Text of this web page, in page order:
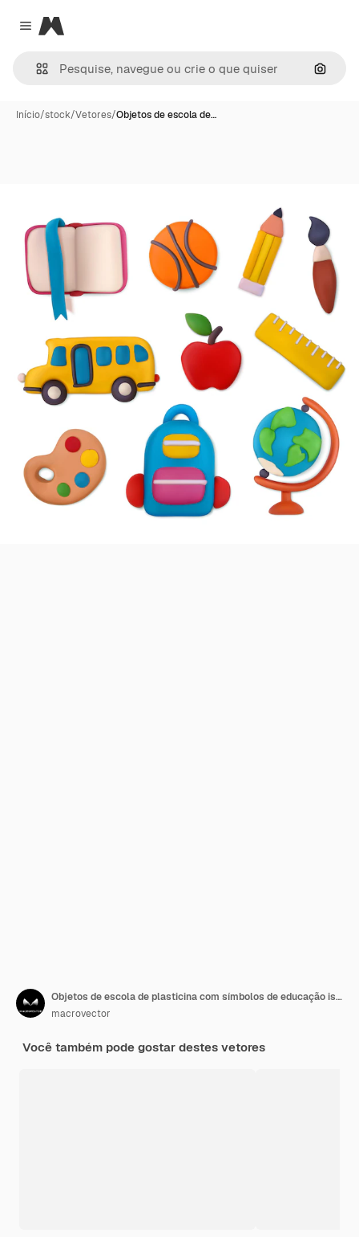
Close menu
Magnific
Início/stock/Vetores/Objetos de escola de…
Objetos de escola de plasticina com símbolos de educação isolados ilustração vetorial
macrovector
Você também pode gostar destes vetores